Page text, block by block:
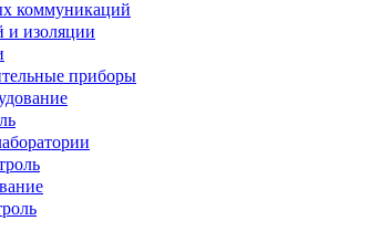
коммуникаций
и изоляции
приборы